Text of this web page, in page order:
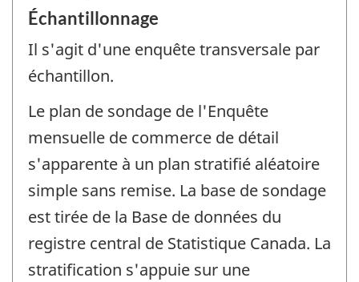
Échantillonnage
Il s'agit d'une enquête transversale par
échantillon.
Le plan de sondage de l'Enquête
mensuelle de commerce de détail
s'apparente à un plan stratifié aléatoire
simple sans remise. La base de sondage
est tirée de la Base de données du
registre central de Statistique Canada. La
stratification s'appuie sur une